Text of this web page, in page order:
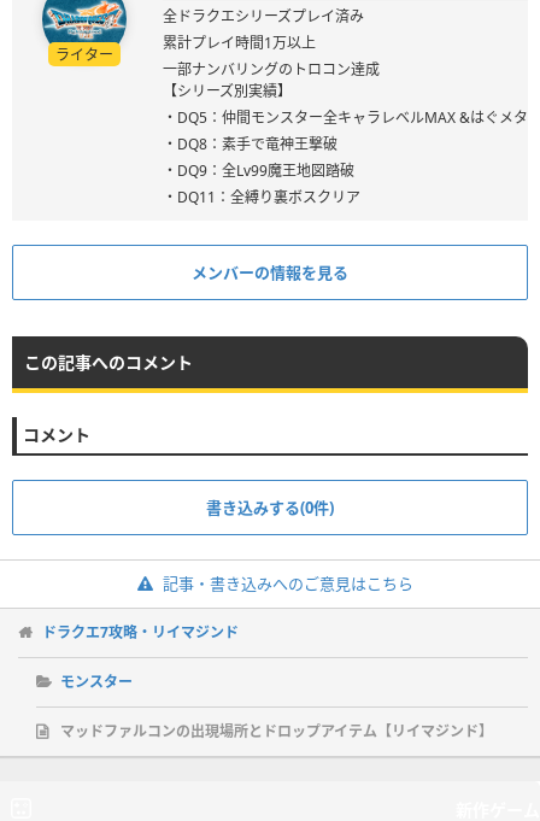
ライター
全ドラクエシリーズプレイ済み
累計プレイ時間1万以上
一部ナンバリングのトロコン達成
【シリーズ別実績】
・DQ5：仲間モンスター全キャラレベルMAX &はぐメタ
・DQ8：素手で竜神王撃破
・DQ9：全Lv99魔王地図踏破
・DQ11：全縛り裏ボスクリア
メンバーの情報を見る
この記事へのコメント
コメント
書き込みする(0件)
記事・書き込みへのご意見はこちら
ドラクエ7攻略・リイマジンド
モンスター
マッドファルコンの出現場所とドロップアイテム【リイマジンド】